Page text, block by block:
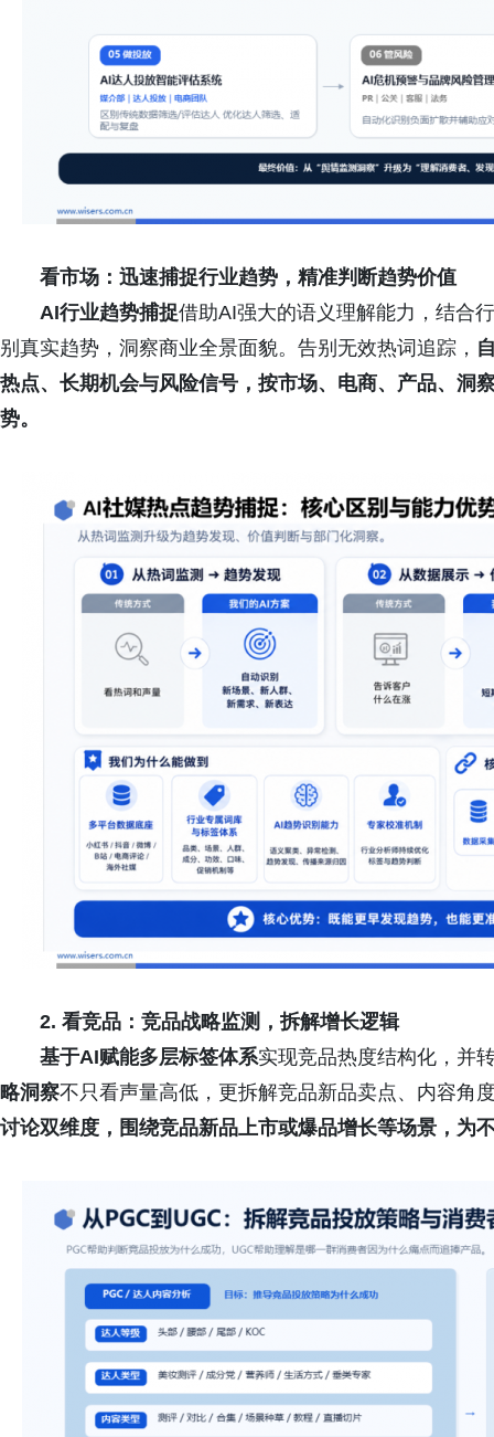
看市场：迅速捕捉行业趋势，精准判断趋势价值
AI行业趋势捕捉借助AI强大的语义理解能力，结合
别真实趋势，洞察商业全景面貌。告别无效热词追踪，
热点、长期机会与风险信号，按市场、电商、产品、洞
势。
2. 看竞品 ： 竞品战略监测，拆解增长逻辑
基于AI赋能多层标签体系实现竞品热度结构化，并
略洞察不只看声量高低，更拆解竞品新品卖点、内容角
讨论双维度， 围绕竞品新品上市或爆品增长等场景，为